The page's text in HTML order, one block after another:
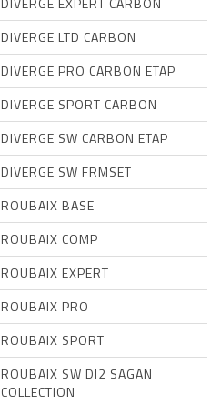
DIVERGE LTD CARBON
DIVERGE PRO CARBON ETAP
DIVERGE SPORT CARBON
DIVERGE SW CARBON ETAP
DIVERGE SW FRMSET
ROUBAIX BASE
ROUBAIX COMP
ROUBAIX EXPERT
ROUBAIX PRO
ROUBAIX SPORT
ROUBAIX SW DI2 SAGAN
COLLECTION